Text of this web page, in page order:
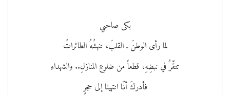
بكى صاحبي
لما رأى الوطنَ ـ القلبَ، تنهشُهُ الطائراتُ
تنقّرُ في نبضِهِ، قطعاً من ضلوعِ المنازلِ.. والشهداءِ
فأدركَ أنّا انتهينا إلى حجرٍ